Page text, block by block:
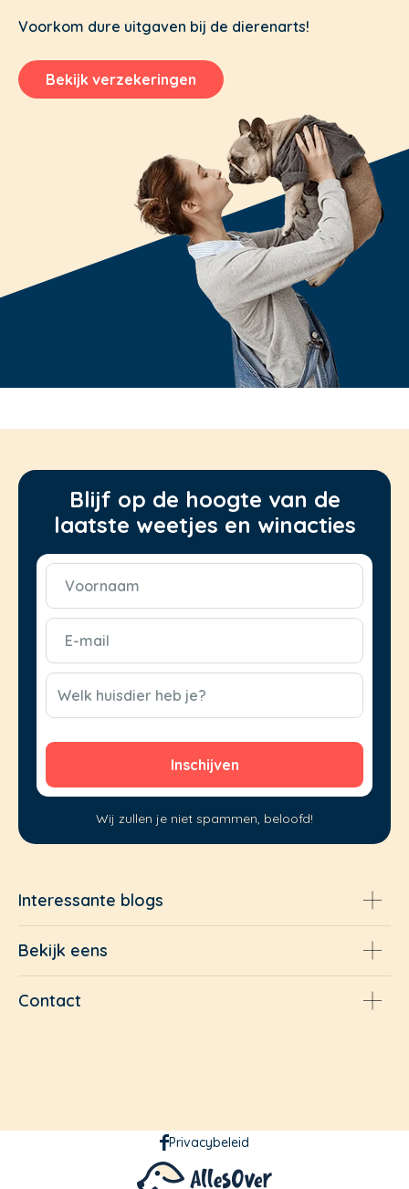
Voorkom dure uitgaven bij de dierenarts!
Bekijk verzekeringen
Blijf op de hoogte van de
laatste weetjes en winacties
Voornaam
(Vereist)
E-
mail
(Vereist)
CAPTCHA
Welk huisdier heb je?
Wij zullen je niet spammen, beloofd!
Interessante blogs
Bekijk eens
Contact
Privacybeleid